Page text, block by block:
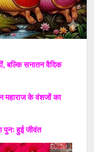
बल्कि सनातन वैदिक
महाराज के वंशजों का
पुनः हुई जीवंत